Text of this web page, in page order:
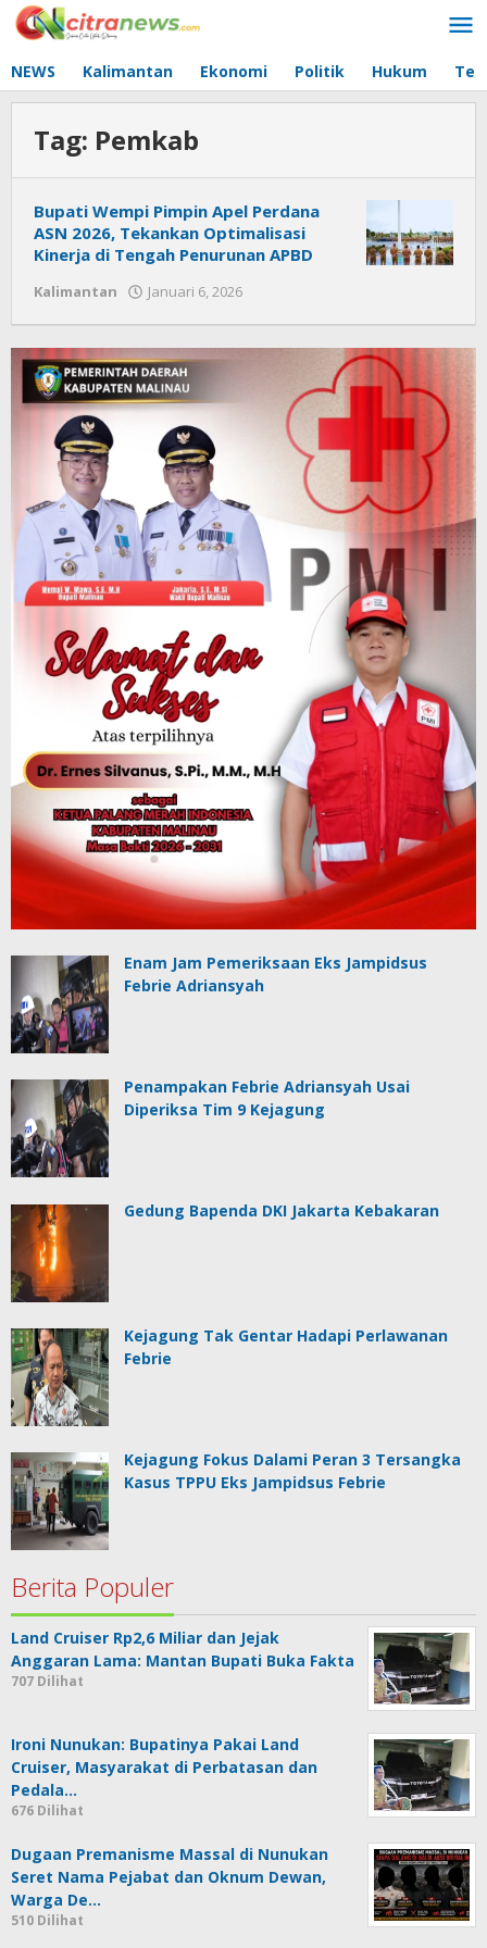
Lewati
ke
NEWS Kalimantan Ekonomi Politik Hukum
Tag: Pemkab
Bupati Wempi Pimpin Apel Perdana
ASN 2026, Tekankan Optimalisasi
Kinerja di Tengah Penurunan APBD
Kalimantan Januari 6, 2026
Enam Jam Pemeriksaan Eks Jampidsus
Febrie Adriansyah
Penampakan Febrie Adriansyah Usai
Diperiksa Tim 9 Kejagung
Gedung Bapenda DKI Jakarta Kebakaran
Kejagung Tak Gentar Hadapi Perlawanan
Febrie
Kejagung Fokus Dalami Peran 3 Tersangka
Kasus TPPU Eks Jampidsus Febrie
Berita Populer
Land Cruiser Rp2,6 Miliar dan Jejak
Anggaran Lama: Mantan Bupati Buka Fakta
707 Dilihat
Ironi Nunukan: Bupatinya Pakai Land
Cruiser, Masyarakat di Perbatasan dan
Pedala…
676 Dilihat
Dugaan Premanisme Massal di Nunukan
Seret Nama Pejabat dan Oknum Dewan,
Warga De…
510 Dilihat